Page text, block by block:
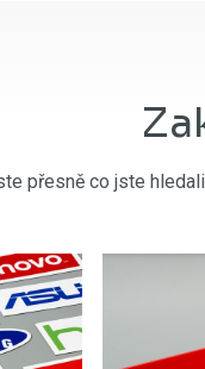
přesně co jste